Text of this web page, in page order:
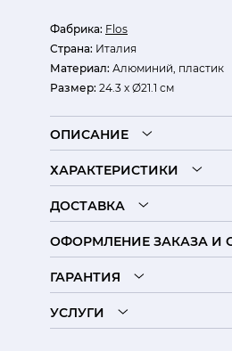
Фабрика: Flos
Страна: Италия
Материал: Алюминий, пластик
Размер: 24.3 х Ø21.1 см
ОПИСАНИЕ
ХАРАКТЕРИСТИКИ
ДОСТАВКА
ОФОРМЛЕНИЕ ЗАКАЗА И
ГАРАНТИЯ
УСЛУГИ